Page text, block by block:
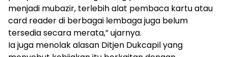
menjadi mubazir, terlebih alat pembaca kartu atau
card reader di berbagai lembaga juga belum
tersedia secara merata,” ujarnya.
Ia juga menolak alasan Ditjen Dukcapil yang